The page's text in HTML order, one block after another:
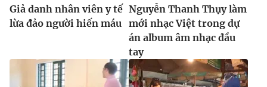
Giả danh nhân viên y tế
lừa đảo người hiến máu
Nguyễn Thanh Thụy làm
mới nhạc Việt trong dự
án album âm nhạc đầu
tay